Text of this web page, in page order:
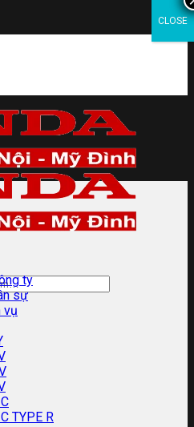
ty
sự
vụ
TYPE R
CLOSE